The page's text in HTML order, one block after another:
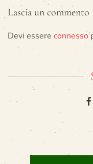
Lascia un commento
Devi essere connesso